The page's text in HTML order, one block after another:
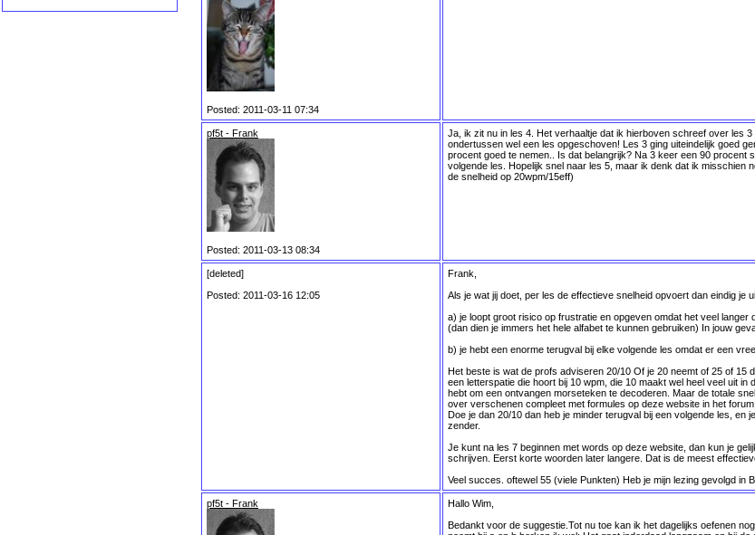
Posted: 2011-03-11 07:34
pf5t - Frank
Posted: 2011-03-13 08:34
Ja, ik zit nu in les 4. Het verhaaltje dat ik hierboven schreef over les
ondertussen wel een les opgeschoven! Les 3 ging uiteindelijk goed
procent goed te nemen.. Is dat belangrijk? Na 3 keer een 90 procent
volgende les. Hopelijk snel naar les 5, maar ik denk dat ik misschien
de snelheid op 20wpm/15eff)
[deleted]
Posted: 2011-03-16 12:05
Frank,
Als je wat jij doet, per les de effectieve snelheid opvoert dan eindig je
a) je loopt groot risico op frustratie en opgeven omdat het veel
(dan dien je immers het hele alfabet te kunnen gebruiken) In jouw
b) je hebt een enorme terugval bij elke volgende les omdat er een
Het beste is wat de profs adviseren 20/10 Of je 20 neemt of 25 of 15
een letterspatie die hoort bij 10 wpm, die 10 maakt wel heel veel uit in
hebt om een ontvangen morseteken te decoderen. Maar de totale
over verschenen compleet met formules op deze website in het forum.
Doe je dan 20/10 dan heb je minder terugval bij een volgende les, en
zender.
Je kunt na les 7 beginnen met words op deze website, dan kun je
schrijven. Eerst korte woorden later langere. Dat is de meest
Veel succes. oftewel 55 (viele Punkten) Heb je mijn lezing gevolgd in
pf5t - Frank
Hallo Wim,
Bedankt voor de suggestie.Tot nu toe kan ik het dagelijks oefenen